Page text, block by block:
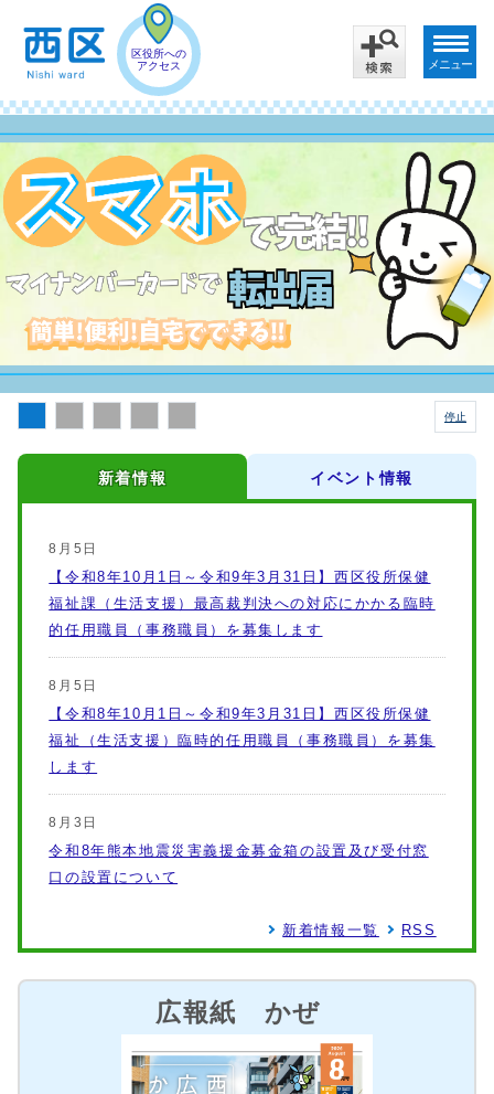
区役所への
アクセス
メニュー
メインビジュアル
停止
新着情報 イベント情報
新着情報一覧 RSS
8月5日
【令和8年10月1日～令和9年3月31日】西区役所保健
福祉課（生活支援）最高裁判決への対応にかかる臨時
的任用職員（事務職員）を募集します
8月5日
【令和8年10月1日～令和9年3月31日】西区役所保健
福祉（生活支援）臨時的任用職員（事務職員）を募集
します
8月3日
令和8年熊本地震災害義援金募金箱の設置及び受付窓
口の設置について
広報紙 かぜ